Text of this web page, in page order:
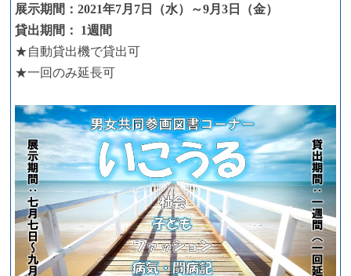
展示期間：2021年7月7日（水）～9月3日（金）
貸出期間： 1週間
★自動貸出機で貸出可
★一回のみ延長可